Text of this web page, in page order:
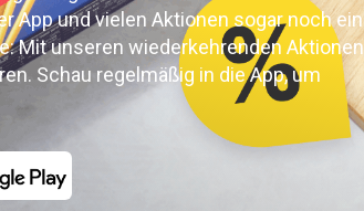
App und vielen Aktionen sogar noch ein
Mit unseren wiederkehrenden Aktionen
Schau regelmäßig in die App, um